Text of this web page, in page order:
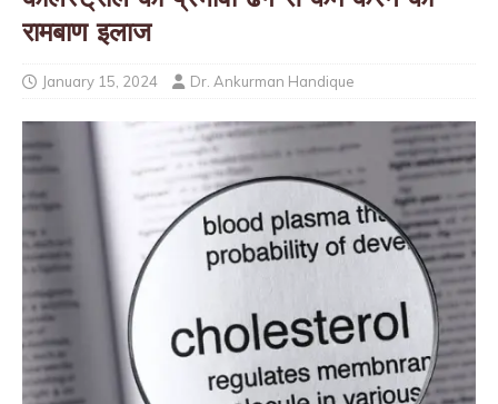
रामबाण इलाज
January 15, 2024 Dr. Ankurman Handique